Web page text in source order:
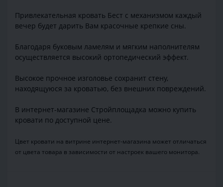
Привлекательная кровать Бест с механизмом каждый
вечер будет дарить Вам красочные крепкие сны.
Благодаря буковым ламелям и мягким наполнителям
осуществляется высокий ортопедический эффект.
Высокое прочное изголовье сохранит стену,
находящуюся за кроватью, без внешних повреждений.
В интернет-магазине Стройплощадка можно купить
кровати по доступной цене.
Цвет кровати на витрине интернет-магазина может отличаться
от цвета товара в зависимости от настроек вашего монитора.